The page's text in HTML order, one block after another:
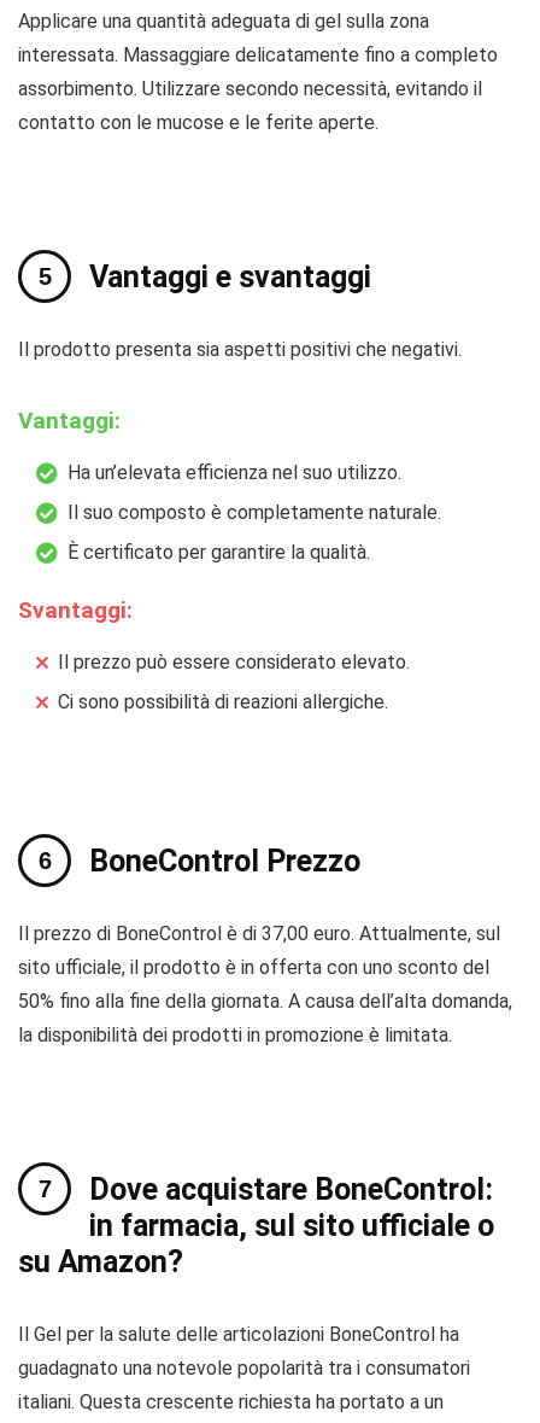
Applicare una quantità adeguata di gel sulla zona
interessata. Massaggiare delicatamente fino a completo
assorbimento. Utilizzare secondo necessità, evitando il
contatto con le mucose e le ferite aperte.
Vantaggi e svantaggi
Il prodotto presenta sia aspetti positivi che negativi.
Vantaggi:
Ha un’elevata efficienza nel suo utilizzo.
Il suo composto è completamente naturale.
È certificato per garantire la qualità.
Svantaggi:
Il prezzo può essere considerato elevato.
Ci sono possibilità di reazioni allergiche.
BoneControl Prezzo
Il prezzo di BoneControl è di 37,00 euro. Attualmente, sul
sito ufficiale, il prodotto è in offerta con uno sconto del
50% fino alla fine della giornata. A causa dell’alta domanda,
la disponibilità dei prodotti in promozione è limitata.
Dove acquistare BoneControl:
in farmacia, sul sito ufficiale o
su Amazon?
Il Gel per la salute delle articolazioni BoneControl ha
guadagnato una notevole popolarità tra i consumatori
italiani. Questa crescente richiesta ha portato a un